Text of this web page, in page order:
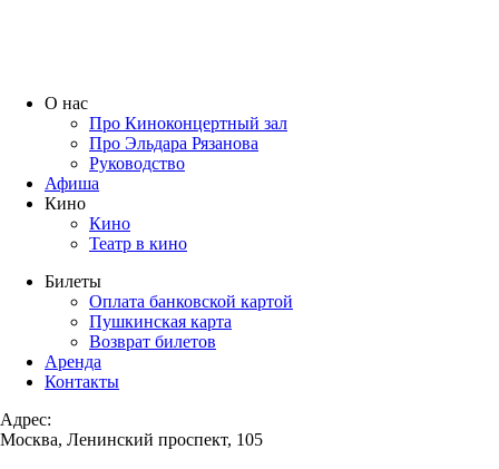
О нас
Про Киноконцертный зал
Про Эльдара Рязанова
Руководство
Афиша
Кино
Кино
Театр в кино
Билеты
Оплата банковской картой
Пушкинская карта
Возврат билетов
Аренда
Контакты
Адрес:
Москва, Ленинский проспект, 105